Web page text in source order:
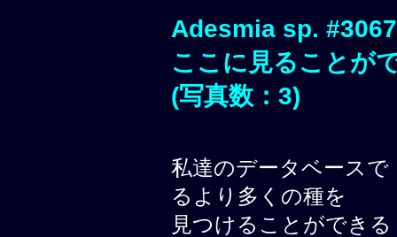
Adesmia sp.
ここに見ることが
(写真数：3)
私達のデータベース
るより多くの種を
見つけることができる